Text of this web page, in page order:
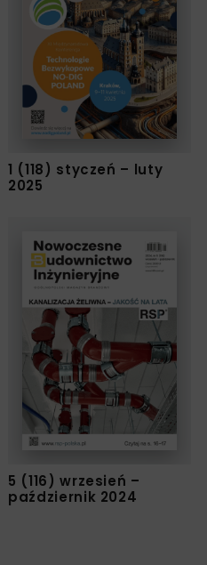
1 (118) styczeń – luty
2025
5 (116) wrzesień –
październik 2024